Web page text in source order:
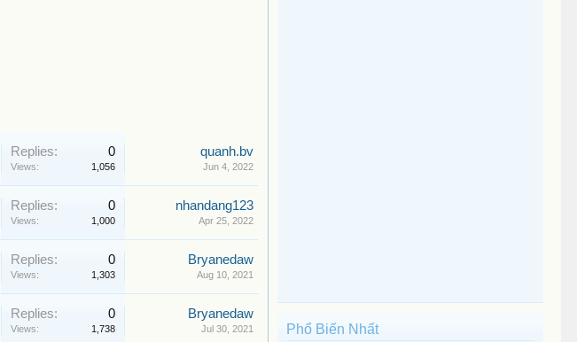
Replies: 0
Views: 1,056
quanh.bv
Jun 4, 2022
Replies: 0
Views: 1,000
nhandang123
Apr 25, 2022
Replies: 0
Views: 1,303
Bryanedaw
Aug 10, 2021
Replies: 0
Views: 1,738
Bryanedaw
Jul 30, 2021 Phổ Biến Nhất